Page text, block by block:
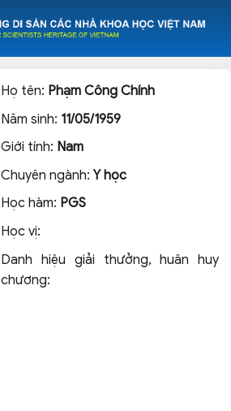
Họ tên: Phạm Công Chính
Năm sinh: 11/05/1959
Giới tính: Nam
Chuyên ngành:Y học
Học hàm: PGS
Học vị:
Danh hiệu giải thưởng, huân huy
chương: